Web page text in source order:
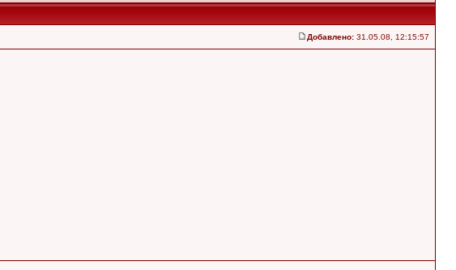
Добавлено: 31.05.08, 12:15:57